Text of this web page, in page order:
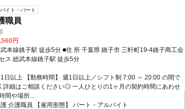
イト・パート
職員
円
5分 ■住 所 千葉県 銚子市 三軒町19-4銚子商工会
■アクセス 総武本線銚子駅 徒歩5分
1日以上 【勤務時間】 週1日以上／シフト制 7:00 ～ 20:00 の間で
詳細はご相談ください◎ 一人ひとりの1ヶ月の契約時間にあわせ
間や場所...
護 介護職員 【雇用形態】 パート・アルバイト